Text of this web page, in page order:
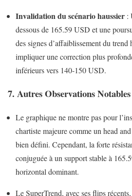
Invalidation du scénario haussier :
dessous de 165.59 USD et une
des signes d’affaiblissement du trend
impliquer une correction plus
inférieurs vers 140-150 USD.
7. Autres Observations Notables
Le graphique ne montre pas pour
chartiste majeure comme un head
bien défini. Cependant, la forte
conjuguée à un support stable à
horizontal dominant.
Le SuperTrend, avec ses flips